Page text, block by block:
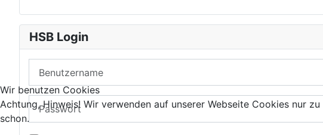
HSB Login
Passwort
Wir benutzen Cookies
Achtung, Hinweis! Wir verwenden auf unserer Webseite Cookies nur
schon.